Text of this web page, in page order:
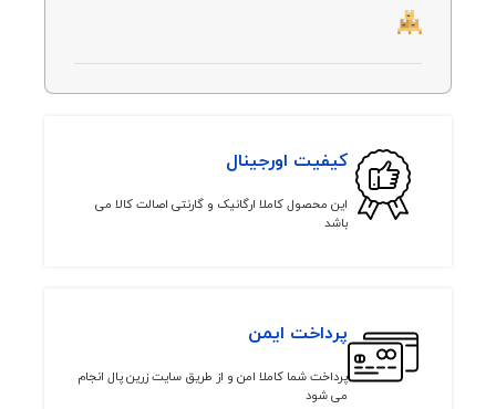
کیفیت اورجینال
این محصول کاملا ارگانیک و گارنتی اصالت کالا می
باشد
پرداخت ایمن
پرداخت شما کاملا امن و از طریق سایت زرین پال انجام
می شود